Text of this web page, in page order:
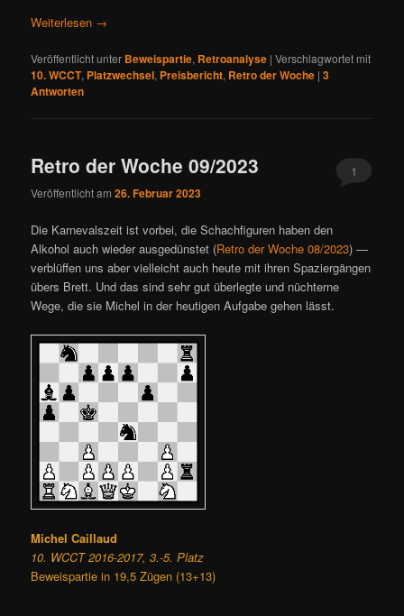
Weiterlesen →
Veröffentlicht unter Beweispartie, Retroanalyse |Verschlagwortet mit
10. WCCT, Platzwechsel, Preisbericht, Retro der Woche |3
Antworten
Retro der Woche 09/2023
Veröffentlicht am26. Februar 2023
1
Die Karnevalszeit ist vorbei, die Schachfiguren haben den
Alkohol auch wieder ausgedünstet (Retro der Woche 08/2023) —
verblüffen uns aber vielleicht auch heute mit ihren Spaziergängen
übers Brett. Und das sind sehr gut überlegte und nüchterne
Wege, die sie Michel in der heutigen Aufgabe gehen lässt.
Michel Caillaud
10. WCCT 2016-2017, 3.-5. Platz
Beweispartie in 19,5 Zügen (13+13)